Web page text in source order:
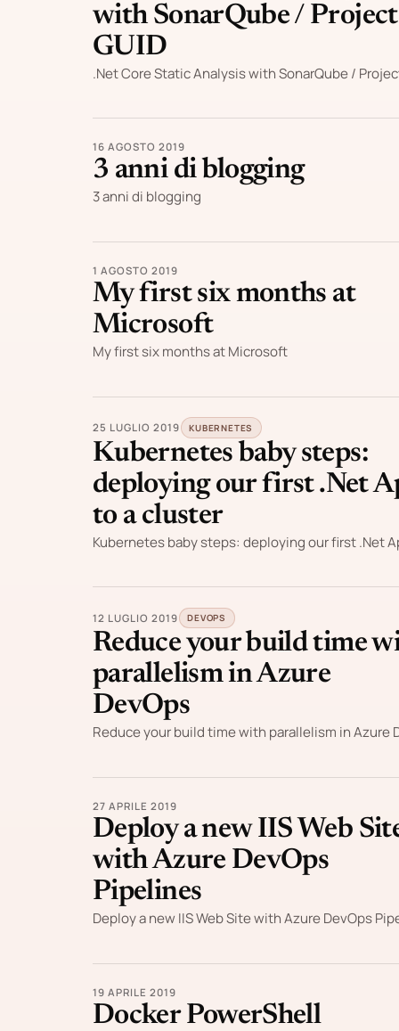
with SonarQube / Project
GUID
.Net Core Static Analysis with SonarQube /
16 AGOSTO 2019
3 anni di blogging
3 anni di blogging
1 AGOSTO 2019
My first six months at
Microsoft
My first six months at Microsoft
25 LUGLIO 2019 KUBERNETES
Kubernetes baby steps:
deploying our first .Net
to a cluster
Kubernetes baby steps: deploying our first .Net
12 LUGLIO 2019 DEVOPS
Reduce your build time
parallelism in Azure
DevOps
Reduce your build time with parallelism in Azure
27 APRILE 2019
Deploy a new IIS Web
with Azure DevOps
Pipelines
Deploy a new IIS Web Site with Azure DevOps
19 APRILE 2019
Docker PowerShell